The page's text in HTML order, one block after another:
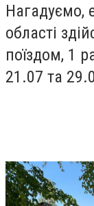
Нагадуємо,
області
поїздом, 1
21.07 та